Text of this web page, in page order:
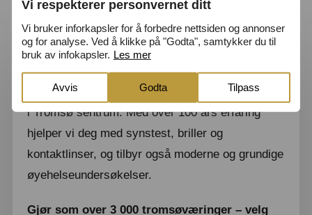
Vi respekterer personvernet ditt
Vi bruker inforkapsler for å forbedre nettsiden og annonser
og for analyse. Ved å klikke på "Godta", samtykker du til
bruk av infokapsler. Les mer
Tilpass
Avvis Godta
Optiker i Tromsø sentrum
Hos Drecker Optikk finner du autoriserte optikere
i Tromsø sentrum. Med over 100 års erfaring
hjelper vi deg med synstest, briller og
kontaktlinser, og tilbyr også moderne og grundige
øyehelseundersøkelser.
Gjør som over 3 000 tromsøværinger – velg